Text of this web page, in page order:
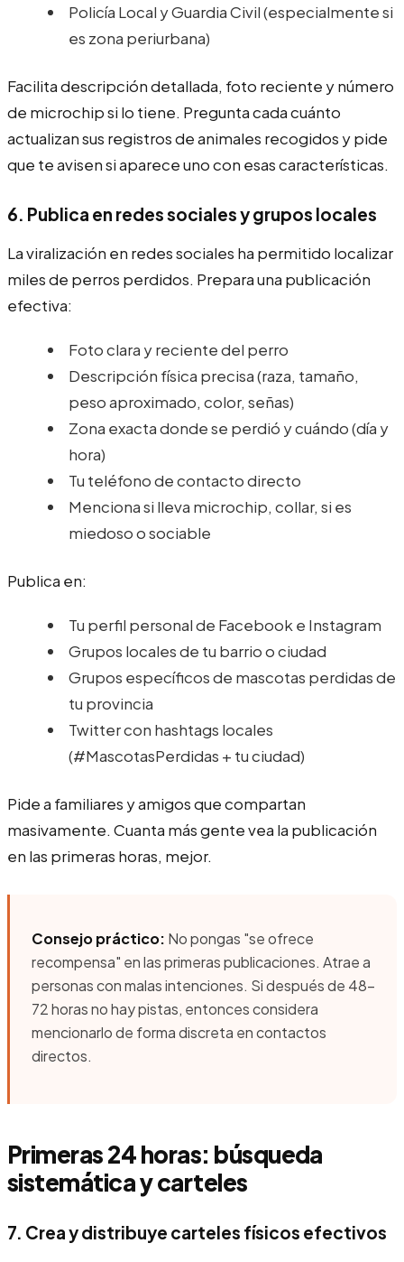
Policía Local y Guardia Civil (especialmente si
es zona periurbana)
Facilita descripción detallada, foto reciente y número
de microchip si lo tiene. Pregunta cada cuánto
actualizan sus registros de animales recogidos y pide
que te avisen si aparece uno con esas características.
6. Publica en redes sociales y grupos locales
La viralización en redes sociales ha permitido localizar
miles de perros perdidos. Prepara una publicación
efectiva:
Foto clara y reciente del perro
Descripción física precisa (raza, tamaño,
peso aproximado, color, señas)
Zona exacta donde se perdió y cuándo (día y
hora)
Tu teléfono de contacto directo
Menciona si lleva microchip, collar, si es
miedoso o sociable
Publica en:
Tu perfil personal de Facebook e Instagram
Grupos locales de tu barrio o ciudad
Grupos específicos de mascotas perdidas de
tu provincia
Twitter con hashtags locales
(#MascotasPerdidas + tu ciudad)
Pide a familiares y amigos que compartan
masivamente. Cuanta más gente vea la publicación
en las primeras horas, mejor.
Consejo práctico: No pongas "se ofrece
recompensa" en las primeras publicaciones. Atrae a
personas con malas intenciones. Si después de 48-
72 horas no hay pistas, entonces considera
mencionarlo de forma discreta en contactos
directos.
Primeras 24 horas: búsqueda
sistemática y carteles
7. Crea y distribuye carteles físicos efectivos